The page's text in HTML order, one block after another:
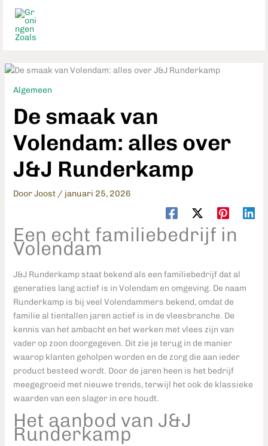
naar
Algemeen
De smaak van
Volendam: alles over
J&J Runderkamp
DoorJoost / januari 25, 2026
Een echt familiebedrijf in
Volendam
J&J Runderkamp staat bekend als een familiebedrijf dat al
generaties lang actief is in Volendam en omgeving. De naam
Runderkamp is bij veel Volendammers bekend, omdat de
familie al tientallen jaren actief is in de vleesbranche. De
kennis van het ambacht en het werken met vlees zijn van
vader op zoon doorgegeven. Dit zie je terug in de manier
waarop klanten geholpen worden en de zorg die aan ieder
product besteed wordt. Door de jaren heen is het bedrijf
meegegroeid met nieuwe trends, terwijl het ook de klassieke
waarden van een slager in ere houdt.
Het aanbod van J&J
Runderkamp